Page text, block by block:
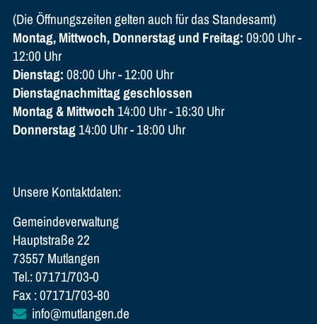
(Die Öffnungszeiten gelten auch für das Standesamt)
Montag, Mittwoch, Donnerstag und Freitag:09:00 Uhr -
12:00 Uhr
Dienstag:08:00 Uhr - 12:00 Uhr
Dienstagnachmittag geschlossen
Montag & Mittwoch 14:00 Uhr - 16:30 Uhr
Donnerstag14:00 Uhr - 18:00 Uhr
Unsere Kontaktdaten:
Gemeindeverwaltung
Hauptstraße 22
73557 Mutlangen
Tel.: 07171/703-0
Fax : 07171/703-80
info@mutlangen.de